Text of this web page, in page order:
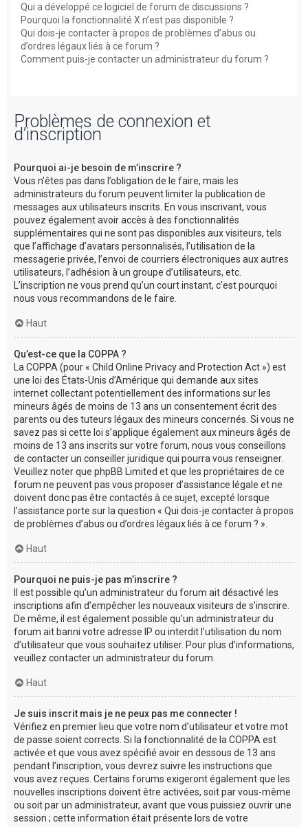
Qui a développé ce logiciel de forum de discussions ?
Pourquoi la fonctionnalité X n’est pas disponible ?
Qui dois-je contacter à propos de problèmes d’abus ou
d’ordres légaux liés à ce forum ?
Comment puis-je contacter un administrateur du forum ?
Problèmes de connexion et
d’inscription
Pourquoi ai-je besoin de m’inscrire ?
Vous n’êtes pas dans l’obligation de le faire, mais les
administrateurs du forum peuvent limiter la publication de
messages aux utilisateurs inscrits. En vous inscrivant, vous
pouvez également avoir accès à des fonctionnalités
supplémentaires qui ne sont pas disponibles aux visiteurs, tels
que l’affichage d’avatars personnalisés, l’utilisation de la
messagerie privée, l’envoi de courriers électroniques aux autres
utilisateurs, l’adhésion à un groupe d’utilisateurs, etc.
L’inscription ne vous prend qu’un court instant, c’est pourquoi
nous vous recommandons de le faire.
Haut
Qu’est-ce que la COPPA ?
La COPPA (pour « Child Online Privacy and Protection Act ») est
une loi des États-Unis d’Amérique qui demande aux sites
internet collectant potentiellement des informations sur les
mineurs âgés de moins de 13 ans un consentement écrit des
parents ou des tuteurs légaux des mineurs concernés. Si vous ne
savez pas si cette loi s’applique également aux mineurs âgés de
moins de 13 ans inscrits sur votre forum, nous vous conseillons
de contacter un conseiller juridique qui pourra vous renseigner.
Veuillez noter que phpBB Limited et que les propriétaires de ce
forum ne peuvent pas vous proposer d’assistance légale et ne
doivent donc pas être contactés à ce sujet, excepté lorsque
l’assistance porte sur la question « Qui dois-je contacter à propos
de problèmes d’abus ou d’ordres légaux liés à ce forum ? ».
Haut
Pourquoi ne puis-je pas m’inscrire ?
Il est possible qu’un administrateur du forum ait désactivé les
inscriptions afin d’empêcher les nouveaux visiteurs de s’inscrire.
De même, il est également possible qu’un administrateur du
forum ait banni votre adresse IP ou interdit l’utilisation du nom
d’utilisateur que vous souhaitez utiliser. Pour plus d’informations,
veuillez contacter un administrateur du forum.
Haut
Je suis inscrit mais je ne peux pas me connecter !
Vérifiez en premier lieu que votre nom d’utilisateur et votre mot
de passe soient corrects. Si la fonctionnalité de la COPPA est
activée et que vous avez spécifié avoir en dessous de 13 ans
pendant l’inscription, vous devrez suivre les instructions que
vous avez reçues. Certains forums exigeront également que les
nouvelles inscriptions doivent être activées, soit par vous-même
ou soit par un administrateur, avant que vous puissiez ouvrir une
session ; cette information était présente lors de votre